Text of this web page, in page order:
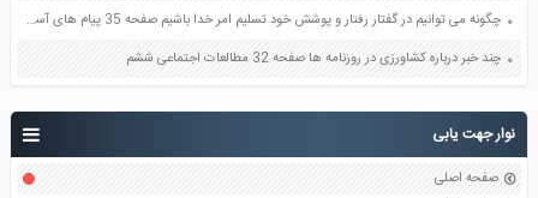
نوار جهت یابی
صفحه اصلی
چگونه می توانیم در گفتار رفتار و پوشش خود تسلیم امر خدا باشیم صفحه 35 پیام های آسمان نهم
چند خبر درباره کشاورزی در روزنامه ها صفحه 32 مطالعات اجتماعی ششم